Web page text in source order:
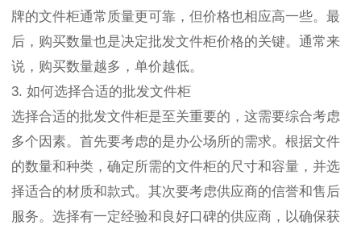
牌的文件柜通常质量更可靠，但价格也相应高一些。最
后，购买数量也是决定批发文件柜价格的关键。通常来
说，购买数量越多，单价越低。
3. 如何选择合适的批发文件柜
选择合适的批发文件柜是至关重要的，这需要综合考虑
多个因素。首先要考虑的是办公场所的需求。根据文件
的数量和种类，确定所需的文件柜的尺寸和容量，并选
择适合的材质和款式。其次要考虑供应商的信誉和售后
服务。选择有一定经验和良好口碑的供应商，以确保获